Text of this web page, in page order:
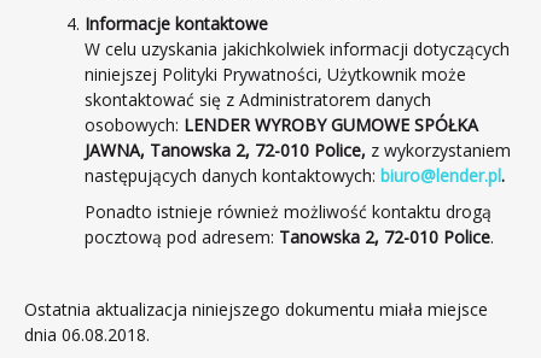
Informacje kontaktowe
W celu uzyskania jakichkolwiek informacji dotyczących
niniejszej Polityki Prywatności, Użytkownik może
skontaktować się z Administratorem danych
osobowych: LENDER WYROBY GUMOWE SPÓŁKA
JAWNA, Tanowska 2, 72-010 Police, z wykorzystaniem
następujących danych kontaktowych: biuro@lender.pl.
Ponadto istnieje również możliwość kontaktu drogą
pocztową pod adresem: Tanowska 2, 72-010 Police.
Ostatnia aktualizacja niniejszego dokumentu miała miejsce
dnia 06.08.2018.